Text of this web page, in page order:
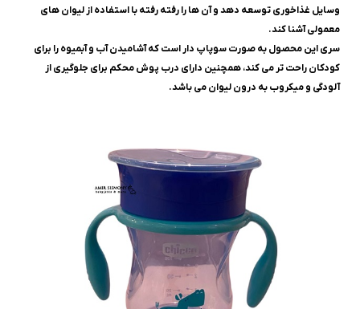
وسایل غذاخوری توسعه دهد و آن ها را رفته رفته با استفاده از لیوان های
معمولی آشنا کند.
سری این محصول به صورت سوپاپ دار است که آشامیدن آب و آبمیوه را برای
کودکان راحت تر می کند، همچنین دارای درب پوش محکم برای جلوگیری از
آلودگی و میکروب به درون لیوان می باشد.